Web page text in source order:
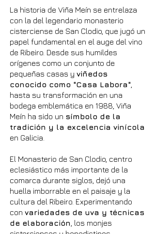
La historia de Viña Meín se entrelaza
con la del legendario monasterio
cisterciense de San Clodio, que jugó un
papel fundamental en el auge del vino
de Ribeiro. Desde sus humildes
orígenes como un conjunto de
pequeñas casas y viñedos
conocido como "Casa Labora"
hasta su transformación en una
bodega emblemática en 1988, Viña
Meín ha sido un símbolo de la
tradición y la excelencia vinícola
en Galicia.
El Monasterio de San Clodio, centro
eclesiástico más importante de la
comarca durante siglos, dejó una
huella imborrable en el paisaje y la
cultura del Ribeiro. Experimentando
con variedades de uva y técnicas
de elaboración , los monjes